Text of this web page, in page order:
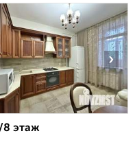
›
8 этаж